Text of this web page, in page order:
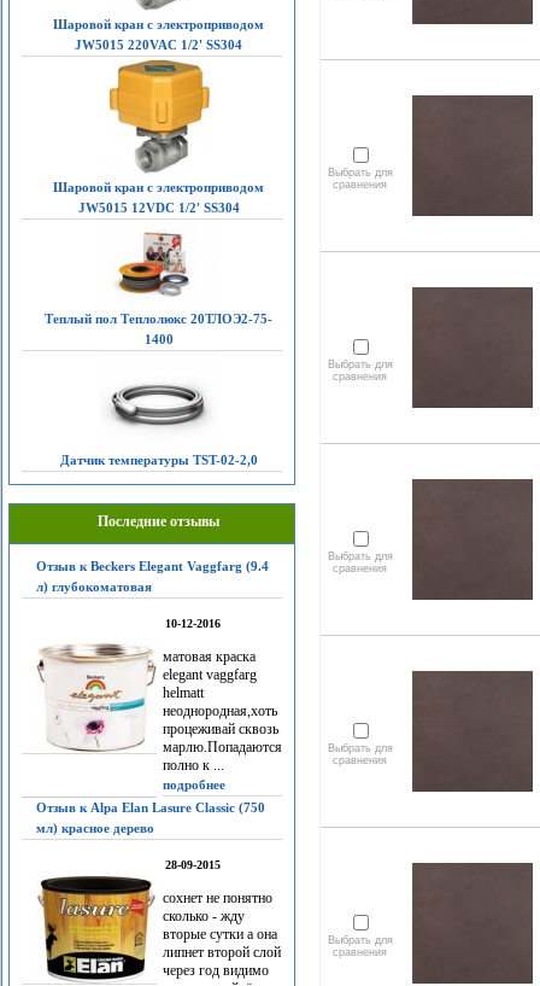
Шаровой кран с электроприводом
JW5015 220VAC 1/2' SS304
Шаровой кран с электроприводом
JW5015 12VDC 1/2' SS304
Теплый пол Теплолюкс 20ТЛОЭ2-75-
1400
Датчик температуры TST-02-2,0
Последние отзывы
Отзыв к Beckers Elegant Vaggfarg (9.4
л) глубокоматовая
10-12-2016
матовая краска
elegant vaggfarg
helmatt
неоднородная,хоть
процеживай сквозь
марлю.Попадаются
полно к ...
подробнее
Отзыв к Alpa Elan Lasure Classic (750
мл) красное дерево
28-09-2015
сохнет не понятно
сколько - жду
вторые сутки а она
липнет второй слой
через год видимо
Выбрать для
сравнения
Выбрать для
сравнения
Выбрать для
сравнения
Выбрать для
сравнения
Выбрать для
сравнения